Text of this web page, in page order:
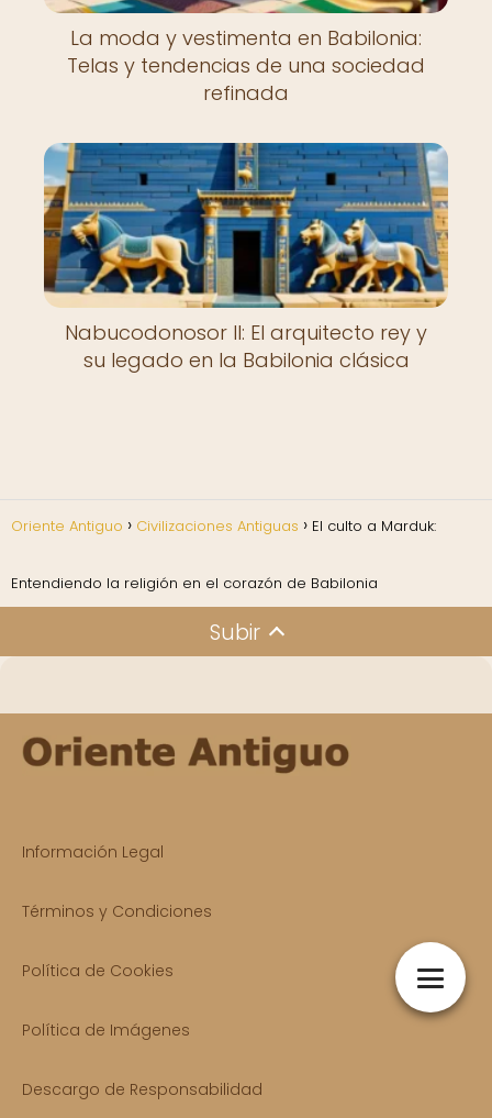
La moda y vestimenta en Babilonia:
Telas y tendencias de una sociedad
refinada
Nabucodonosor II: El arquitecto rey y
su legado en la Babilonia clásica
Oriente Antiguo Civilizaciones Antiguas El culto a Marduk:
Entendiendo la religión en el corazón de Babilonia
Subir
Información Legal
Términos y Condiciones
Política de Cookies
Política de Imágenes
Descargo de Responsabilidad